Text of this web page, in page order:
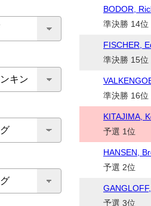
BODOR,
準決勝 14位
FISCHER,
準決勝 15位
準決勝 16位
KITAJIMA,
予選 1位
HANSEN,
予選 2位
GANGLOFF,
予選 3位